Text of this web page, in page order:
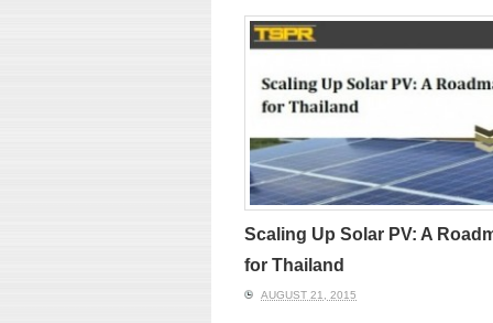
Scaling Up Solar PV: A
for Thailand
AUGUST 21, 2015